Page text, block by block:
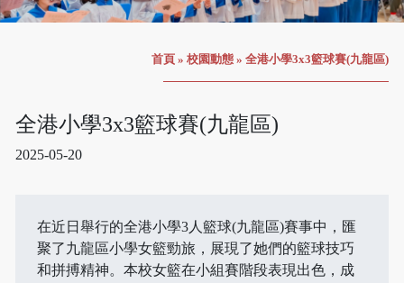
首頁 » 校園動態 » 全港小學3x3籃球賽(九龍區)
全港小學3x3籃球賽(九龍區)
2025-05-20
在近日舉行的全港小學3人籃球(九龍區)賽事中，匯
聚了九龍區小學女籃勁旅，展現了她們的籃球技巧
和拼搏精神。本校女籃在小組賽階段表現出色，成